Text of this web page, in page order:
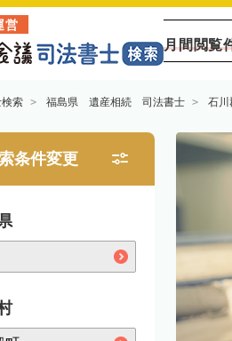
営
月間閲覧
索 福島県 遺産相続 司法書士 石
条件変更